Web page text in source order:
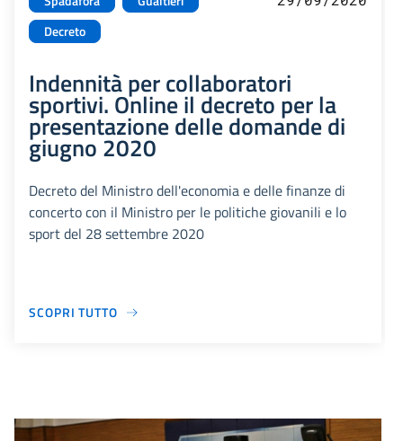
Decreto
Indennità per collaboratori
sportivi. Online il decreto per la
presentazione delle domande di
giugno 2020
Decreto del Ministro dell'economia e delle finanze di
concerto con il Ministro per le politiche giovanili e lo
sport del 28 settembre 2020
SCOPRI TUTTO